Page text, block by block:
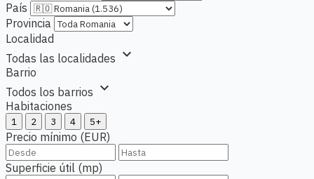
País
Provincia
Localidad
Todas las localidades expand_more
Barrio
Todos los barrios expand_more
Habitaciones
1 2 3 4 5+
Precio mínimo (EUR)
Superficie útil (mp)